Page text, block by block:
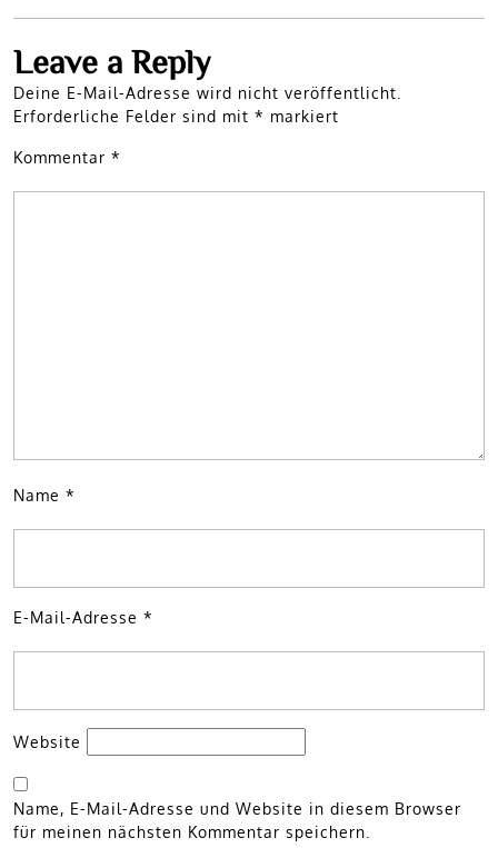
Leave a Reply
Deine E-Mail-Adresse wird nicht veröffentlicht.
Erforderliche Felder sind mit * markiert
Kommentar *
Name *
E-Mail-Adresse *
Website
Name, E-Mail-Adresse und Website in diesem Browser
für meinen nächsten Kommentar speichern.